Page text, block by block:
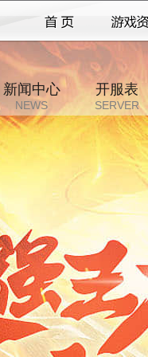
新闻中心
NEWS
开服表
SERVER